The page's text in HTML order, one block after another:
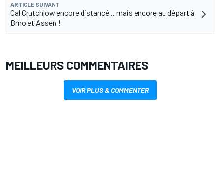
ARTICLE SUIVANT
Cal Crutchlow encore distancé... mais encore au départ à
Brno et Assen !
MEILLEURS COMMENTAIRES
VOIR PLUS & COMMENTER